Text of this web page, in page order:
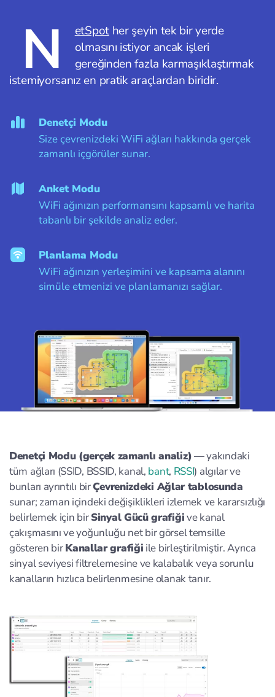
N etSpother şeyin tek bir yerde
olmasını istiyor ancak işleri
gereğinden fazla karmaşıklaştırmak
istemiyorsanız en pratik araçlardan biridir.
Denetçi Modu
Size çevrenizdeki WiFi ağları hakkında gerçek
zamanlı içgörüler sunar.
Anket Modu
WiFi ağınızın performansını kapsamlı ve harita
tabanlı bir şekilde analiz eder.
Planlama Modu
WiFi ağınızın yerleşimini ve kapsama alanını
simüle etmenizi ve planlamanızı sağlar.
Denetçi Modu (gerçek zamanlı analiz)— yakındaki
tüm ağları (SSID, BSSID, kanal, bant, RSSI) algılar ve
bunları ayrıntılı birÇevrenizdeki Ağlar tablosunda
sunar; zaman içindeki değişiklikleri izlemek ve kararsızlığı
belirlemek için birSinyal Gücü grafiğive kanal
çakışmasını ve yoğunluğu net bir görsel temsille
gösteren birKanallar grafiği ile birleştirilmiştir. Ayrıca
sinyal seviyesi filtrelemesine ve kalabalık veya sorunlu
kanalların hızlıca belirlenmesine olanak tanır.